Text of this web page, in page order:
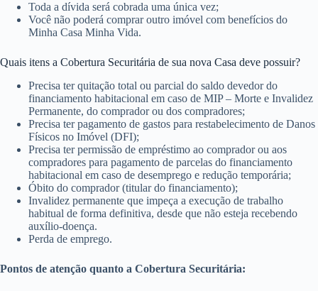
Toda a dívida será cobrada uma única vez;
Você não poderá comprar outro imóvel com benefícios do
Minha Casa Minha Vida.
Quais itens a Cobertura Securitária de sua nova Casa deve possuir?
Precisa ter quitação total ou parcial do saldo devedor do
financiamento habitacional em caso de MIP – Morte e Invalidez
Permanente, do comprador ou dos compradores;
Precisa ter pagamento de gastos para restabelecimento de Danos
Físicos no Imóvel (DFI);
Precisa ter permissão de empréstimo ao comprador ou aos
compradores para pagamento de parcelas do financiamento
habitacional em caso de desemprego e redução temporária;
Óbito do comprador (titular do financiamento);
Invalidez permanente que impeça a execução de trabalho
habitual de forma definitiva, desde que não esteja recebendo
auxílio-doença.
Perda de emprego.
Pontos de atenção quanto a Cobertura Securitária: